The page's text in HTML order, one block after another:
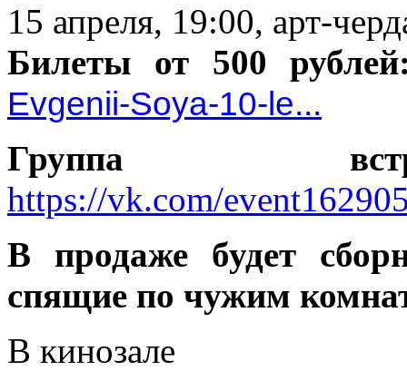
15 апреля, 19:00, арт-
Билеты от 500
Evgenii-Soya-10-le...
Группа
https://vk.com/
В продаже будет
спящие по чужим
В кинозале